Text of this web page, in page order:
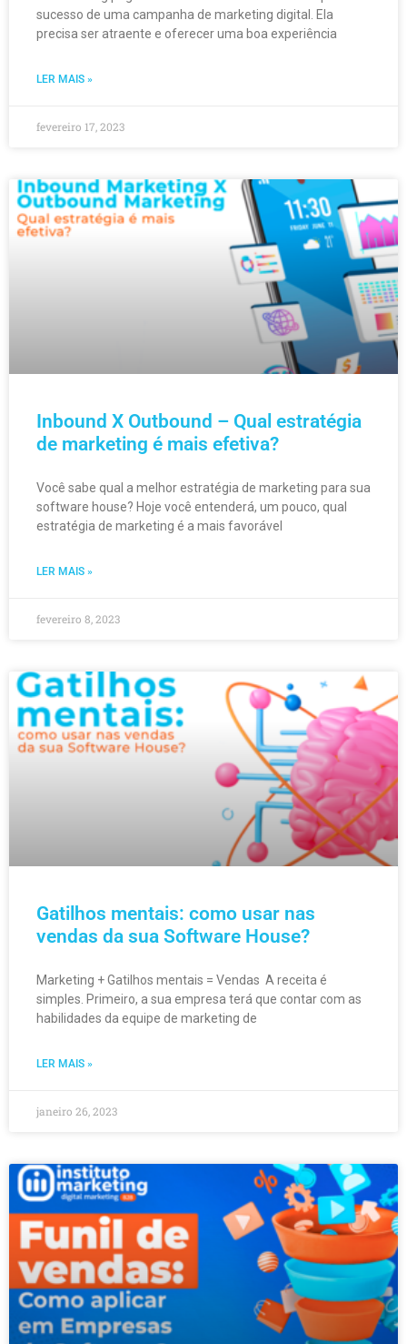
sucesso de uma campanha de marketing digital. Ela
precisa ser atraente e oferecer uma boa experiência
LER MAIS »
fevereiro 17, 2023
Inbound X Outbound – Qual estratégia
de marketing é mais efetiva?
Você sabe qual a melhor estratégia de marketing para sua
software house? Hoje você entenderá, um pouco, qual
estratégia de marketing é a mais favorável
LER MAIS »
fevereiro 8, 2023
Gatilhos mentais: como usar nas
vendas da sua Software House?
Marketing + Gatilhos mentais = Vendas A receita é
simples. Primeiro, a sua empresa terá que contar com as
habilidades da equipe de marketing de
LER MAIS »
janeiro 26, 2023